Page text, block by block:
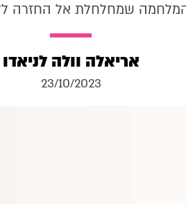
שמחלחלת אל החזרה
אריאלה וולה לניאדו
23/10/2023